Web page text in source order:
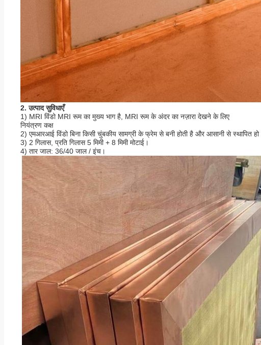
2. उत्पाद सुविधाएँ
1) MRI विंडो MRI रूम का मुख्य भाग है, MRI रूम के अंदर का नज़ारा देखने के लिए
नियंत्रण कक्ष
2) एमआरआई विंडो बिना किसी चुंबकीय सामग्री के फ्रेम से बनी होती है और आसानी से स्थापित हो
3) 2 गिलास, प्रति गिलास 5 मिमी + 8 मिमी मोटाई।
4) तार जाल: 36/40 जाल / इंच।